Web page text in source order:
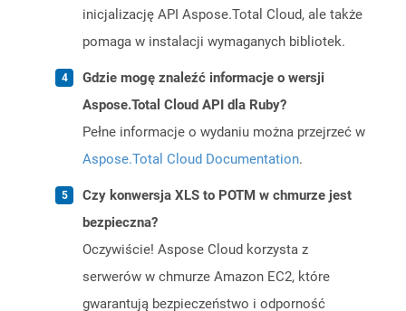
inicjalizację API Aspose.Total Cloud, ale także
pomaga w instalacji wymaganych bibliotek.
Gdzie mogę znaleźć informacje o wersji
Aspose.Total Cloud API dla Ruby?
Pełne informacje o wydaniu można przejrzeć w
Aspose.Total Cloud Documentation.
Czy konwersja XLS to POTM w chmurze jest
bezpieczna?
Oczywiście! Aspose Cloud korzysta z
serwerów w chmurze Amazon EC2, które
gwarantują bezpieczeństwo i odporność